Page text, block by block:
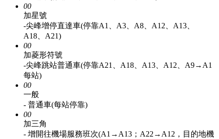
00
加星號
-尖峰增停直達車(停靠A1、A3、A8、A12、A13、
A18、A21)
00
加菱形符號
-尖峰跳站普通車(停靠A21、A18、A13、A12、A9→A1
每站)
00
一般
- 普通車(每站停靠)
00
加三角
- 增開往機場服務班次(A1→A13；A22→A12，目的地機